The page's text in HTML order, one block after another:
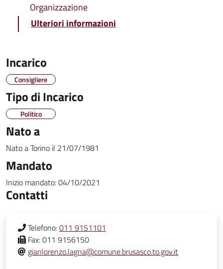
Organizzazione
Ulteriori informazioni
Incarico
Consigliere
Tipo di Incarico
Politico
Nato a
Nato aTorino il 21/07/1981
Mandato
Inizio mandato:04/10/2021
Contatti
Telefono:011 9151101
Fax:011 9156150
gianlorenzo.lagna@comune.brusasco.to.gov.it